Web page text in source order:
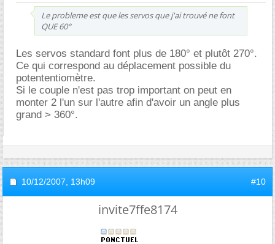
Le probleme est que les servos que j'ai trouvé ne font
QUE 60°
Les servos standard font plus de 180° et plutôt 270°.
Ce qui correspond au déplacement possible du
potententiomètre.
Si le couple n'est pas trop important on peut en
monter 2 l'un sur l'autre afin d'avoir un angle plus
grand > 360°.
10/12/2007, 13h09 #10
invite7ffe8174